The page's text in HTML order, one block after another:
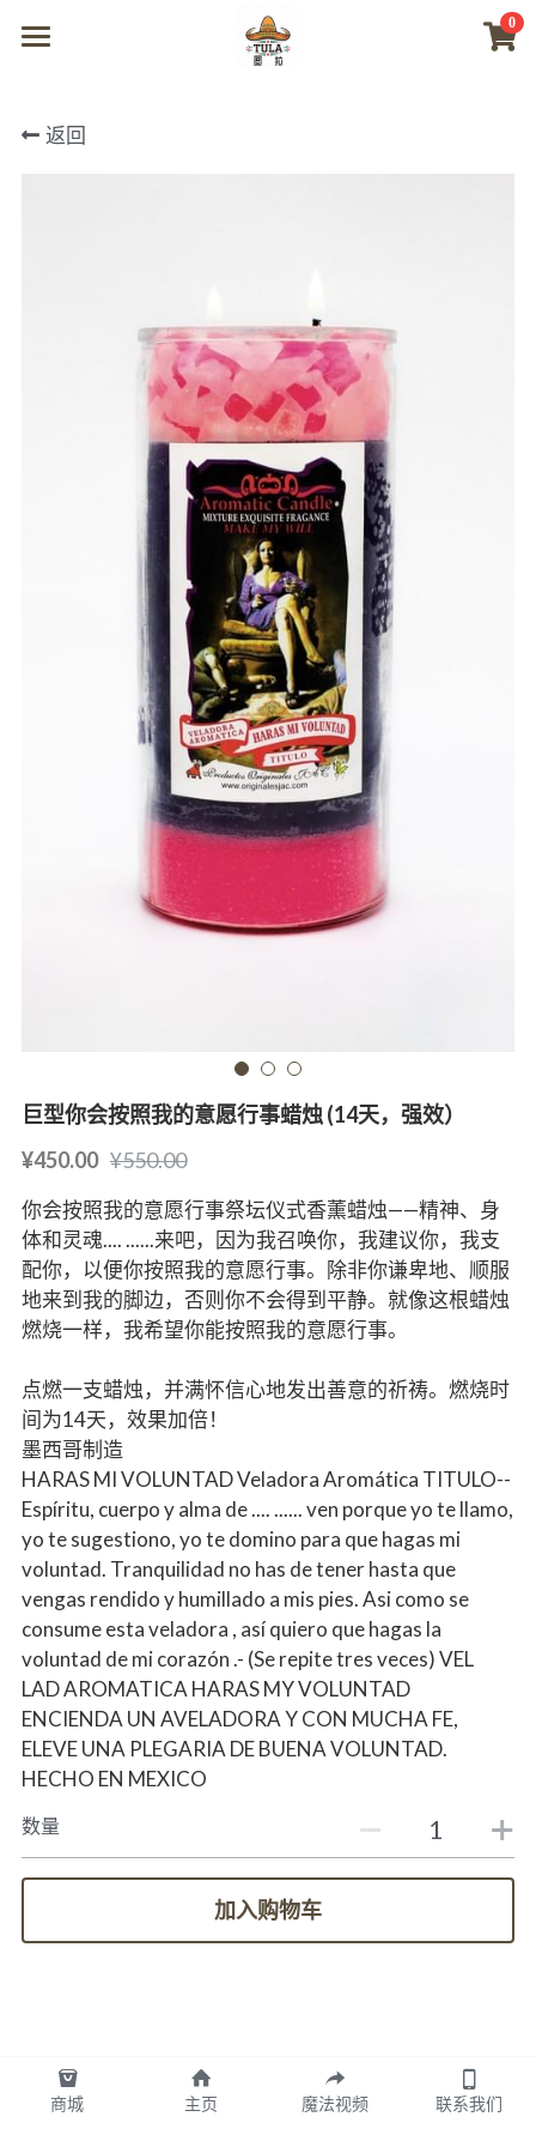
0
商城
微信联系
返回
巨型你会按照我的意愿行事蜡烛 (14天，强效）
¥450.00 ¥550.00
你会按照我的意愿行事祭坛仪式香薰蜡烛——精神、身
体和灵魂.... ......来吧，因为我召唤你，我建议你，我支
配你，以便你按照我的意愿行事。除非你谦卑地、顺服
地来到我的脚边，否则你不会得到平静。就像这根蜡烛
燃烧一样，我希望你能按照我的意愿行事。
点燃一支蜡烛，并满怀信心地发出善意的祈祷。燃烧时
间为14天，效果加倍！
墨西哥制造
HARAS MI VOLUNTAD Veladora Aromática TITULO--
Espíritu, cuerpo y alma de .... ...... ven porque yo te llamo,
yo te sugestiono, yo te domino para que hagas mi
voluntad. Tranquilidad no has de tener hasta que
vengas rendido y humillado a mis pies. Asi como se
consume esta veladora , así quiero que hagas la
voluntad de mi corazón .- (Se repite tres veces) VEL
LAD AROMATICA HARAS MY VOLUNTAD
ENCIENDA UN AVELADORA Y CON MUCHA FE,
ELEVE UNA PLEGARIA DE BUENA VOLUNTAD.
HECHO EN MEXICO
数量
加入购物车
×
商品分类
所有商品分类
商城 主页 魔法视频 联系我们